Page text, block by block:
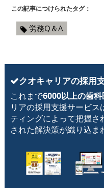
この記事につけられたタグ：
労務Q＆A
クオキャリアの採用
これまで6000以上の歯
リアの採用支援サービ
ティングによって把握
された解決策が織り込ま